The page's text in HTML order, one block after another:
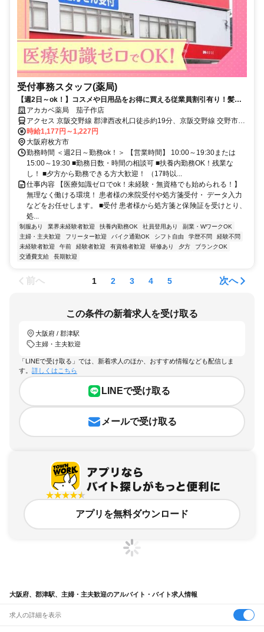
受付事務スタッフ(薬局)
【週2日～ok！】コスメや日用品をお得に買える従業員割引有り！髪色
自由！
アカカベ薬局 茄子作店
アクセス 京阪交野線 郡津西改札口徒歩約19分、京阪交野線 交野市西
口徒歩約22分、京阪交野線 村野徒歩約25分 郡津駅から徒歩18分
時給1,177円～1,227円
大阪府枚方市
勤務時間 ＜週2日～勤務ok！＞ 【営業時間】 10:00～19:30または
15:00～19:30 ■勤務日数・時間の相談可 ■扶養内勤務OK！残業な
し！ ■夕方から勤務できる方大歓迎！ （17時以...
仕事内容 【医療知識ゼロでok！未経験・無資格でも始められる！】
無理なく働ける環境！ 患者様の来院受付や処方箋受付・ データ入力
などをお任せします。 ■受付 患者様から処方箋と保険証を受けとり、
処...
制服あり 業界未経験者歓迎 扶養内勤務OK 社員登用あり
副業・WワークOK
主婦・主夫歓迎
フリーター歓迎 バイク通勤OK シフト自由 学歴不問
経験不問
未経験者歓迎
午前 経験者歓迎 有資格者歓迎 研修あり 夕方
ブランクOK
交通費支給
長期歓迎
前へ 1 2 3 4 5 次へ
この条件の新着求人を受け取る
大阪府 / 郡津駅
主婦・主夫歓迎
「LINEで受け取る」では、新着求人のほか、おすすめ情報なども配信しま
す。 詳しくはこちら
LINEで受け取る
メールで受け取る
アプリを無料ダウンロード
大阪府、郡津駅、主婦・主夫歓迎のアルバイト・バイト求人情報
求人の詳細を表示